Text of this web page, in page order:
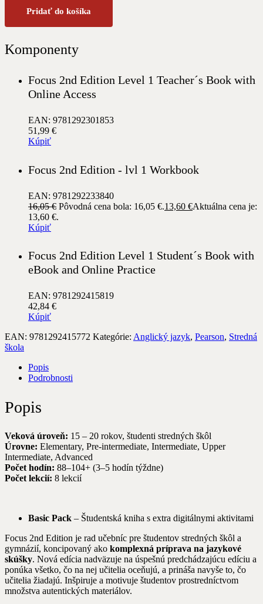
Pridať do košíka
Komponenty
Focus 2nd Edition Level 1 Teacher´s Book with
Online Access
EAN: 9781292301853
51,99 €
Kúpiť
Focus 2nd Edition - lvl 1 Workbook
EAN: 9781292233840
16,05€ Pôvodná cena bola: 16,05 €.13,60 €Aktuálna cena je:
13,60 €.
Kúpiť
Focus 2nd Edition Level 1 Student´s Book with
eBook and Online Practice
EAN: 9781292415819
42,84 €
Kúpiť
EAN: 9781292415772 Kategórie: Anglický jazyk, Pearson, Stredná
škola
Popis
Podrobnosti
Popis
Veková úroveň: 15 – 20 rokov, študenti stredných škôl
Úrovne: Elementary, Pre-intermediate, Intermediate, Upper
Intermediate, Advanced
Počet hodín: 88–104+ (3–5 hodín týždne)
Počet lekcií: 8 lekcií
Basic Pack – Študentská kniha s extra digitálnymi aktivitami
Focus 2nd Edition je rad učebníc pre študentov stredných škôl a
gymnázií, koncipovaný ako komplexná príprava na jazykové
skúšky. Nová edícia nadväzuje na úspešnú predchádzajúcu edíciu a
ponúka všetko, čo na nej učitelia oceňujú, a prináša navyše to, čo
učitelia žiadajú. Inšpiruje a motivuje študentov prostredníctvom
množstva autentických materiálov.